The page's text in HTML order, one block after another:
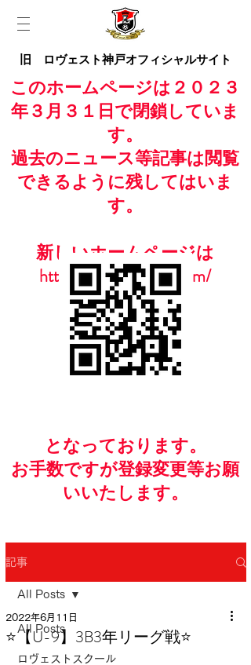
旧 ロヴェスト神戸オフィシャルサイト
このホームページは２０２３
年３月３１日で閉鎖していま
す。
過去のニュース等記事は閲覧
できるように残してはいま
す。
新しいホームページは
https://www.casailfc.com/
​となっております。
お手数ですが​登録変更等お願
いいたします。
記事
All Posts
ロヴェストスクール
All Posts
⭐️【U-9】3B3年リーグ戦⭐️
2022年6月11日